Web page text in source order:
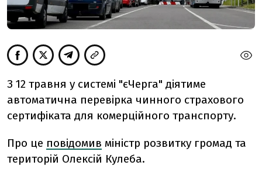
З 12 травня у системі "єЧерга" діятиме
автоматична перевірка чинного страхового
сертифіката для комерційного транспорту.
Про це повідомив міністр розвитку громад та
територій Олексій Кулеба.